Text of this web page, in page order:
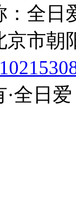
：全日
京市朝
·全日